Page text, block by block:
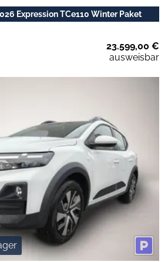
Expression TCe110 Winter Paket
23.599,00 €
ausweisbar